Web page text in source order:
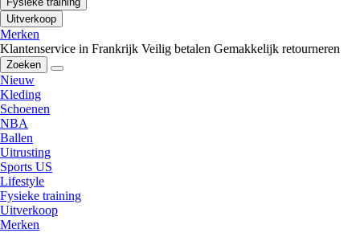
Uitverkoop
Merken
Klantenservice in Frankrijk Veilig betalen Gemakkelijk retourneren
Zoeken
Nieuw
Kleding
Schoenen
NBA
Ballen
Uitrusting
Sports US
Lifestyle
Fysieke training
Uitverkoop
Merken